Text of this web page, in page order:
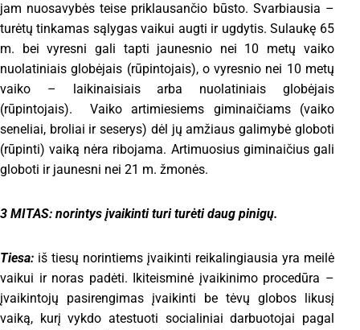
jam nuosavybės teise priklausančio būsto. Svarbiausia –
turėtų tinkamas sąlygas vaikui augti ir ugdytis. Sulaukę 65
m. bei vyresni gali tapti jaunesnio nei 10 metų vaiko
nuolatiniais globėjais (rūpintojais), o vyresnio nei 10 metų
vaiko – laikinaisiais arba nuolatiniais globėjais
(rūpintojais). Vaiko artimiesiems giminaičiams (vaiko
seneliai, broliai ir seserys) dėl jų amžiaus galimybė globoti
(rūpinti) vaiką nėra ribojama. Artimuosius giminaičius gali
globoti ir jaunesni nei 21 m. žmonės.
3 MITAS: norintys įvaikinti turi turėti daug pinigų.
Tiesa: iš tiesų norintiems įvaikinti reikalingiausia yra meilė
vaikui ir noras padėti. Ikiteisminė įvaikinimo procedūra –
įvaikintojų pasirengimas įvaikinti be tėvų globos likusį
vaiką, kurį vykdo atestuoti socialiniai darbuotojai pagal